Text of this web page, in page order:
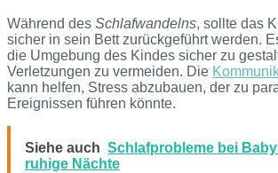
Während des Schlafwandelns, sollte das
sicher in sein Bett zurückgeführt werden.
die Umgebung des Kindes sicher zu
Verletzungen zu vermeiden. Die
kann helfen, Stress abzubauen, der zu
Ereignissen führen könnte.
Siehe auch Schlafprobleme bei
ruhige Nächte